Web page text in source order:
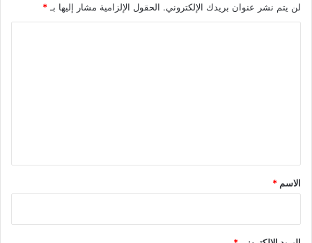
لن يتم نشر عنوان بريدك الإلكتروني. الحقول الإلزامية مشار إليها بـ *
*
الاسم *